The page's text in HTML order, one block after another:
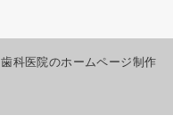
歯科医院のホームページ制作